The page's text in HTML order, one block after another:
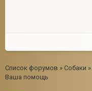
Список форумов » Собаки »
Ваша помощь